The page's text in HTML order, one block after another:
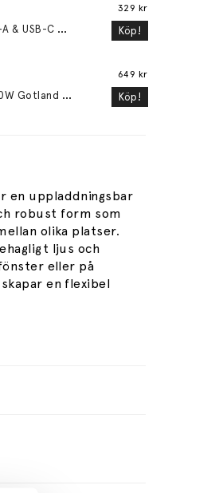
S
peedy Charger Väggladdare USB-A & USB-C PD QC 20W Vit
329 kr
Köp!
S
quare 2 Grenuttag Dual USB-C 30W Gotland Grey
649 kr
Köp!
en uppladdningsbar
robust form som
olika platser.
ljus och
eller på
en flexibel